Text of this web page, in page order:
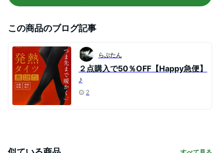
この商品のブログ記事
らぶたん
２点購入で50％OFF【Happy急便】
♪
2